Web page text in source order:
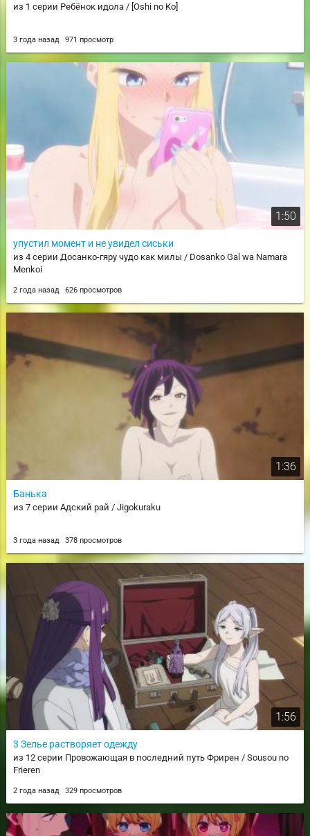
из 1 серии Ребёнок идола / [Oshi no Ko]
3 года назад 971 просмотр
1:50
упустил момент и не увидел сиськи
из 4 серии Досанко-гяру чудо как милы / Dosanko Gal wa Namara
Menkoi
2 года назад 626 просмотров
1:36
Банька
из 7 серии Адский рай / Jigokuraku
3 года назад 378 просмотров
1:56
3 Зелье растворяет одежду
из 12 серии Провожающая в последний путь Фрирен / Sousou no
Frieren
2 года назад 329 просмотров